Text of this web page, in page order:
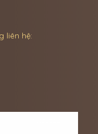
liên hệ: